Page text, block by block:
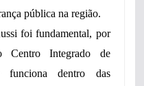
pública na região.
foi fundamental, por
Centro Integrado de
funciona dentro das